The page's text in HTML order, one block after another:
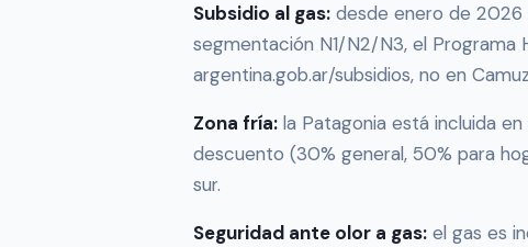
Subsidio al gas: desde enero de 2026
segmentación N1/N2/N3, el Programa
argentina.gob.ar/subsidios, no en
Zona fría: la Patagonia está incluida
descuento (30% general, 50% para
sur.
Seguridad ante olor a gas: el gas es